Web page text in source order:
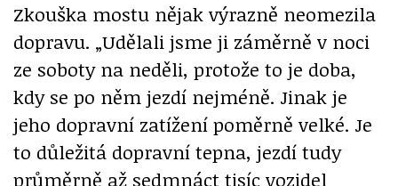
Zkouška mostu nějak výrazně neomezila
dopravu. „Udělali jsme ji záměrně v noci
ze soboty na neděli, protože to je doba,
kdy se po něm jezdí nejméně. Jinak je
jeho dopravní zatížení poměrně velké. Je
to důležitá dopravní tepna, jezdí tudy
průměrně až sedmnáct tisíc vozidel